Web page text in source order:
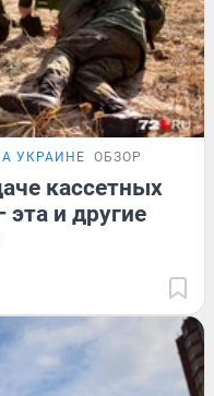
УКРАИНЕ ОБЗОР
кассетных
и другие